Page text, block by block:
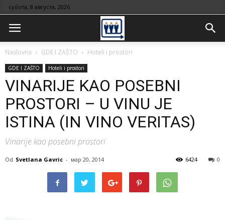
субота, 8 августа, 2026
Naslovna GDE I ZAŠTO Hoteli i prostori
GDE I ZAŠTO Hoteli i prostori
VINARIJE KAO POSEBNI
PROSTORI – U VINU JE
ISTINA (IN VINO VERITAS)
Vinarije kao posebni prostori
Od Svetlana Gavric - мар 20, 2014 0
6424